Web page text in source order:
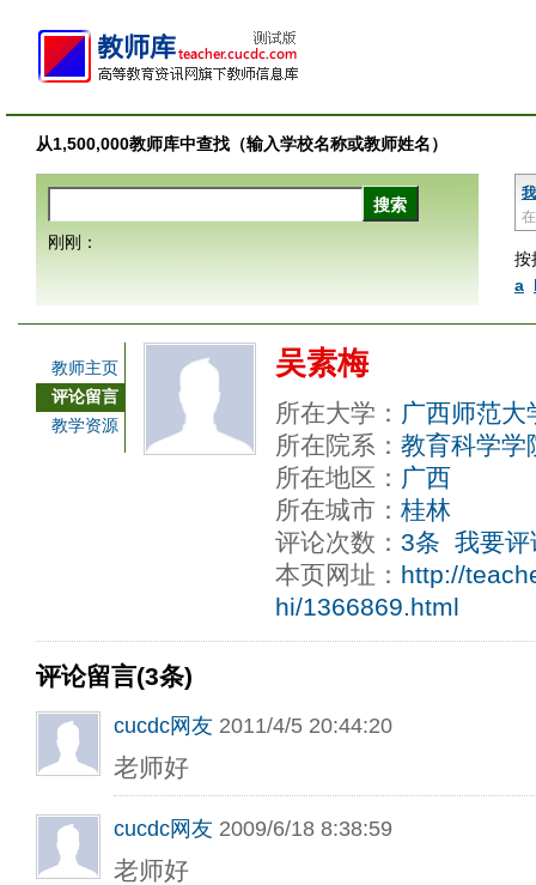
从1,500,000教师库中查找（输入学校名称或教师姓名）
按
a
刚刚：
教师主页
评论留言
教学资源
吴素梅
所在大学： 广西师范大
所在院系： 教育科学学
所在地区： 广西
所在城市： 桂林
评论次数： 3条 我要评
本页网址： http://
hi/1366869.html
评论留言(3条)
cucdc网友 2011/4/5 20:44:20
老师好
cucdc网友 2009/6/18 8:38:59
老师好